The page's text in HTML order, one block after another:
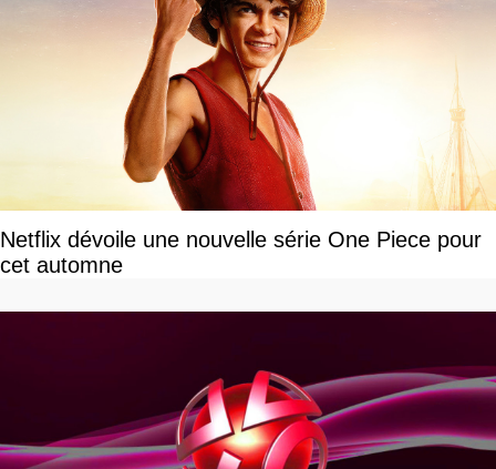
Netflix dévoile une nouvelle série One Piece pour
cet automne